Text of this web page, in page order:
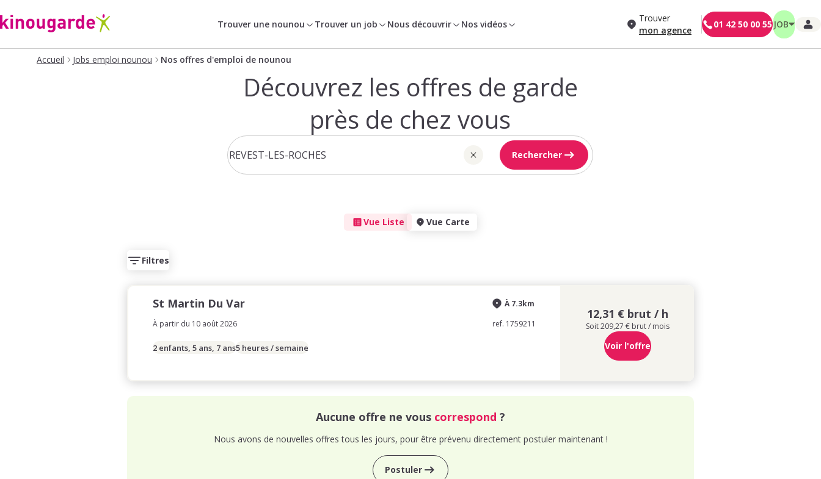
Trouver une nounou Trouver un job Nous découvrir Nos vidéos
Trouver
mon agence
01 42 50 00 55 JOB
Accueil Jobs emploi nounou Nos offres d'emploi de nounou
Découvrez les offres de garde
près de chez vous
Rechercher
Vue Liste Vue Carte
Filtres
St Martin Du Var
À partir du 10 août 2026
À 7.3km
ref. 1759211
2 enfants, 5 ans, 7 ans5 heures / semaine
12,31 € brut / h
Soit 209,27 € brut / mois
Voir l'offre
Aucune offre ne vous correspond ?
Nous avons de nouvelles offres tous les jours, pour être prévenu directement postuler maintenant !
Postuler